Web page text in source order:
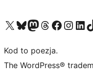
Odwiedź nasze konto X (dawniej Twitter)
Odwiedź nasze konto Bluesky
Odwiedź nasze konto na
Odwiedź naszego Threadsa
Odwiedź naszego
Odwiedź nasze
Odwiedź
Kod to poezja.
The WordPress®